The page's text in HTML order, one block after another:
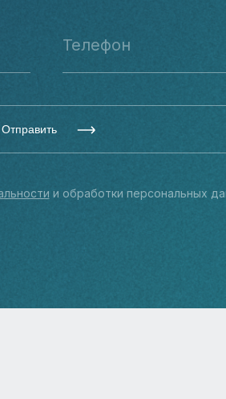
Отправить
и обработки персональных